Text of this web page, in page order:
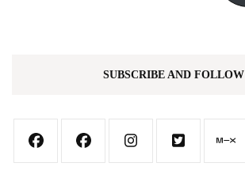
SUBSCRIBE AND FOLLOW